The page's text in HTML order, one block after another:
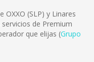
(SLP) y Linares
de Premium
que elijas (Grupo